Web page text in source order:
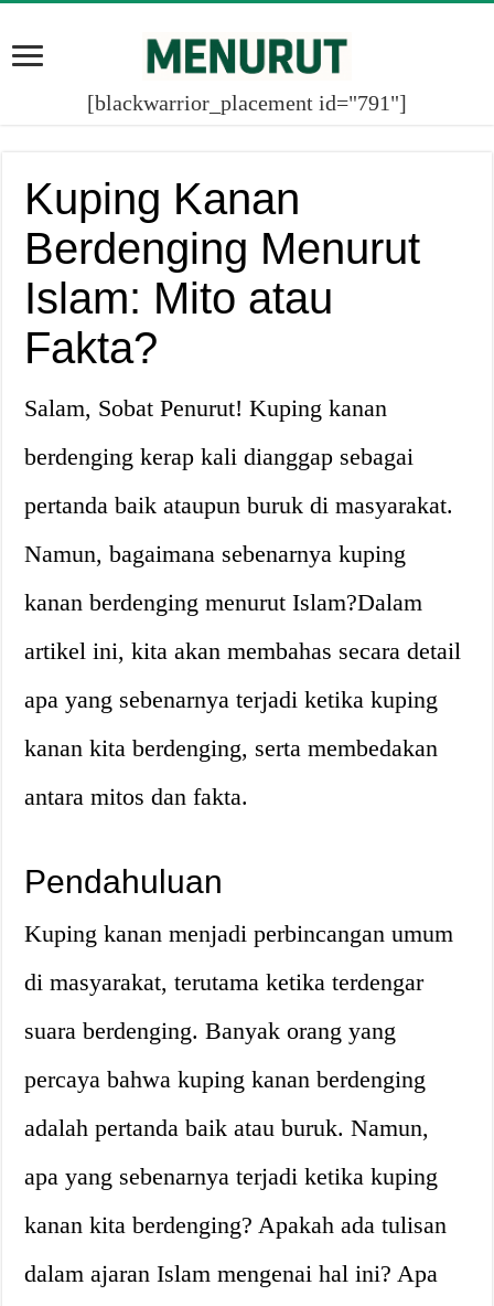
[blackwarrior_placement id="791"]
Kuping Kanan
Berdenging Menurut
Islam: Mito atau
Fakta?
Salam, Sobat Penurut! Kuping kanan
berdenging kerap kali dianggap sebagai
pertanda baik ataupun buruk di masyarakat.
Namun, bagaimana sebenarnya kuping
kanan berdenging menurut Islam?Dalam
artikel ini, kita akan membahas secara detail
apa yang sebenarnya terjadi ketika kuping
kanan kita berdenging, serta membedakan
antara mitos dan fakta.
Pendahuluan
Kuping kanan menjadi perbincangan umum
di masyarakat, terutama ketika terdengar
suara berdenging. Banyak orang yang
percaya bahwa kuping kanan berdenging
adalah pertanda baik atau buruk. Namun,
apa yang sebenarnya terjadi ketika kuping
kanan kita berdenging? Apakah ada tulisan
dalam ajaran Islam mengenai hal ini? Apa